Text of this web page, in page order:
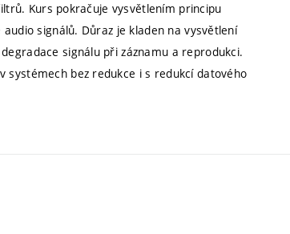
Kurs pokračuje vysvětlením principu
signálů. Důraz je kladen na vysvětlení
signálu při záznamu a reprodukci.
systémech bez redukce i s redukcí datového